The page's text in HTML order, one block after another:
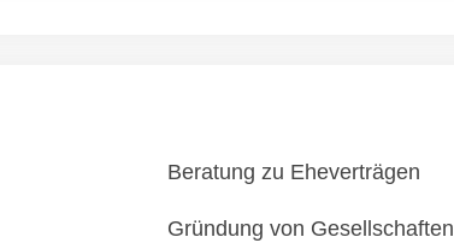
Beratung zu Eheverträgen
Gründung von Gesellschaften